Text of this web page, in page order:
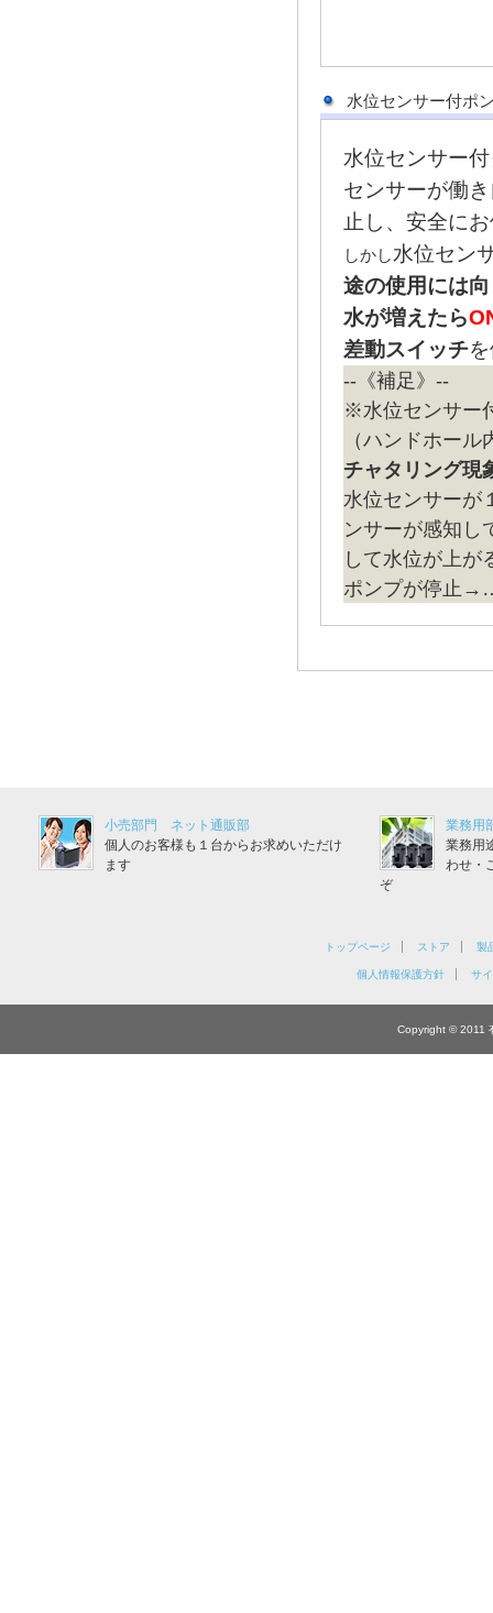
水位センサー付
水位センサー
センサーが働
止し、安全に
しかし水位セン
途の使用には
水が増えたら
差動スイッチ
--《補足》--
※水位センサー
（ハンドホー
チャタリング現
水位センサーが
ンサーが感知し
して水位が上
ポンプが停止
小売部門 ネット通販部
個人のお客様も１台からお求めいただけ
ます
業務用
業務用
わせ・
ぞ
トップページ ストア 製
個人情報保護方針 サ
Copyright © 2011